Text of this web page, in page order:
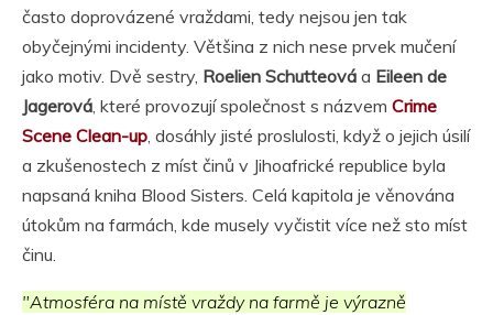
často doprovázené vraždami, tedy nejsou jen tak
obyčejnými incidenty. Většina z nich nese prvek mučení
jako motiv. Dvě sestry, Roelien Schutteová a Eileen de
Jagerová, které provozují společnost s názvem Crime
Scene Clean-up, dosáhly jisté proslulosti, když o jejich úsilí
a zkušenostech z míst činů v Jihoafrické republice byla
napsaná kniha Blood Sisters. Celá kapitola je věnována
útokům na farmách, kde musely vyčistit více než sto míst
činu.
"Atmosféra na místě vraždy na farmě je výrazně